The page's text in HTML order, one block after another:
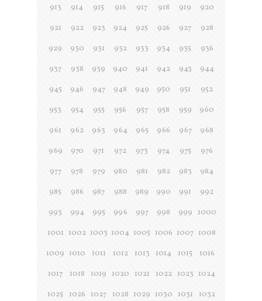
913
914 915 916 917 918 919
920
921
922 923 924 925 926 927
928
929
930 931 932 933 934 935
936
937
938 939 940 941 942 943
944
945
946 947 948 949 950 951
952
953
954 955 956 957 958 959
960
961
962 963 964 965 966 967
968
969
970 971 972 973 974 975
976
977
978 979 980 981 982 983
984
985
986 987 988 989 990 991
992
993
994 995 996 997 998 999
1000
1001 1002 1003 1004 1005 1006 1007 1008
1009 1010 1011 1012 1013 1014 1015
1016
1017
1018 1019 1020 1021 1022 1023 1024
1025
1026 1027 1028 1029 1030 1031 1032